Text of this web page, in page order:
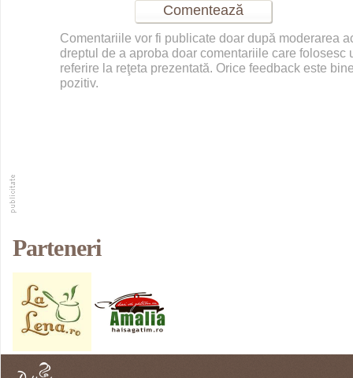
Comentariile vor fi publicate doar după moderarea
dreptul de a aproba doar comentariile care folosesc
referire la reţeta prezentată. Orice feedback este
pozitiv.
Parteneri